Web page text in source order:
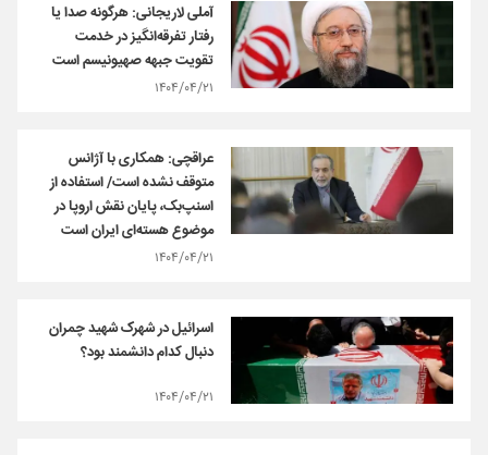
آملی لاریجانی: هرگونه صدا یا
رفتار تفرقه‌انگیز در خدمت
تقویت جبهه‌ صهیونیسم است
۱۴۰۴/۰۴/۲۱
عراقچی: همکاری با آژانس
متوقف نشده است/ استفاده از
اسنپ‌بک، پایان نقش اروپا در
موضوع هسته‌ای ایران است
۱۴۰۴/۰۴/۲۱
اسرائیل در شهرک شهید چمران
دنبال کدام دانشمند بود؟
۱۴۰۴/۰۴/۲۱